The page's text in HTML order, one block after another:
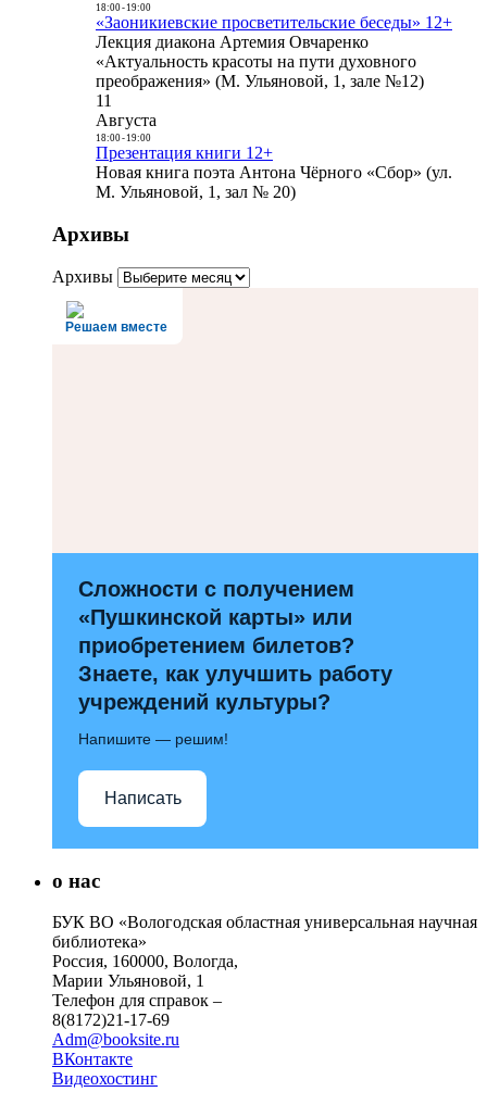
18:00- 19:00
«Заоникиевские просветительские беседы» 12+
Лекция диакона Артемия Овчаренко
«Актуальность красоты на пути духовного
преображения» (М. Ульяновой, 1, зале №12)
11
Августа
18:00- 19:00
Презентация книги 12+
Новая книга поэта Антона Чёрного «Сбор» (ул.
М. Ульяновой, 1, зал № 20)
Архивы
Архивы
Решаем вместе
Сложности с получением
«Пушкинской карты» или
приобретением билетов?
Знаете, как улучшить работу
учреждений культуры?
Напишите — решим!
Написать
о нас
БУК ВО «Вологодская областная универсальная научная
библиотека»
Россия, 160000, Вологда,
Марии Ульяновой, 1
Телефон для справок –
8(8172)21-17-69
Adm@booksite.ru
ВКонтакте
Видеохостинг